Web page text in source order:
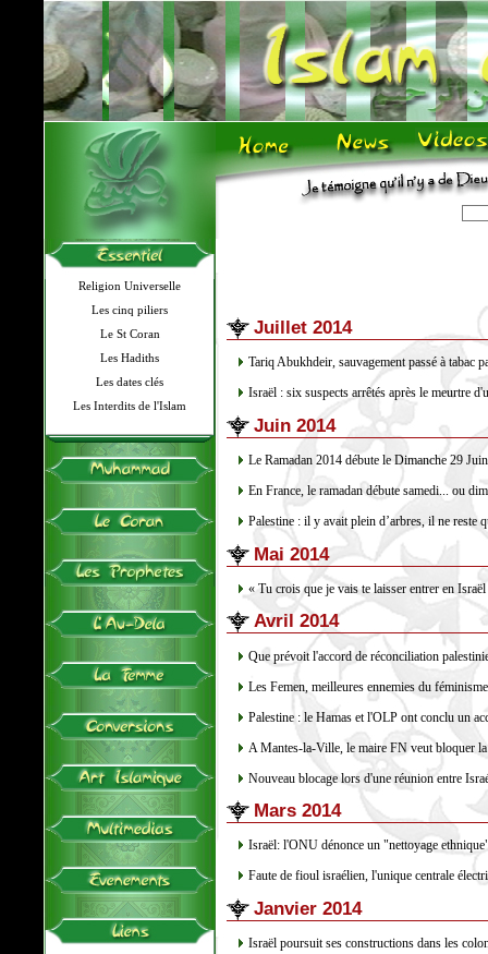
Religion Universelle
Les cinq piliers
Le St Coran
Les Hadiths
Les dates clés
Les Interdits de l'Islam
Juillet 2014
Tariq Abukhdeir, sauvagement passé à tabac
Israël : six suspects arrêtés après le meurtre
Juin 2014
Le Ramadan 2014 débute le Dimanche 29 Juin
En France, le ramadan débute samedi... ou
Palestine : il y avait plein d’arbres, il ne reste
Mai 2014
« Tu crois que je vais te laisser entrer en
Avril 2014
Que prévoit l'accord de réconciliation
Les Femen, meilleures ennemies du féminisme
Palestine : le Hamas et l'OLP ont conclu un
A Mantes-la-Ville, le maire FN veut bloquer
Nouveau blocage lors d'une réunion entre
Mars 2014
Israël: l'ONU dénonce un "nettoyage
Faute de fioul israélien, l'unique centrale
Janvier 2014
Israël poursuit ses constructions dans les